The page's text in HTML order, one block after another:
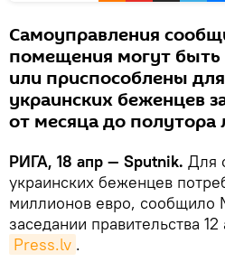
Самоуправления
помещения могут
или приспособлены
украинских беженцев
от месяца до полутора
РИГА, 18 апр — Sputnik. Для
украинских беженцев
миллионов евро, сообщило
заседании правительства
Press.lv .